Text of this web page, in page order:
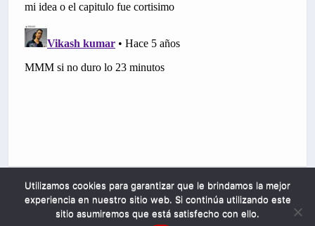
Utilizamos cookies para garantizar que le brindamos la mejor
experiencia en nuestro sitio web. Si continúa utilizando este
sitio asumiremos que está satisfecho con ello.